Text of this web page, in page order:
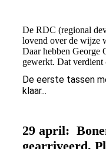
De RDC (regional
lovend over de wijze
Daar hebben George
gewerkt. Dat verdient
De eerste tassen
klaar...
29 april:
gearriveerd.